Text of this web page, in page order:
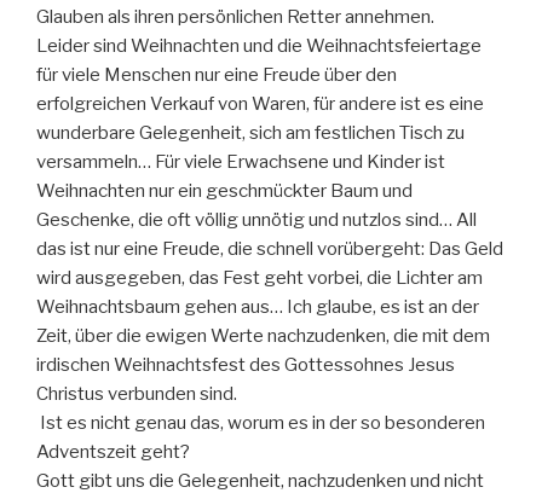
Glauben als ihren persönlichen Retter annehmen.
Leider sind Weihnachten und die Weihnachtsfeiertage
für viele Menschen nur eine Freude über den
erfolgreichen Verkauf von Waren, für andere ist es eine
wunderbare Gelegenheit, sich am festlichen Tisch zu
versammeln… Für viele Erwachsene und Kinder ist
Weihnachten nur ein geschmückter Baum und
Geschenke, die oft völlig unnötig und nutzlos sind… All
das ist nur eine Freude, die schnell vorübergeht: Das Geld
wird ausgegeben, das Fest geht vorbei, die Lichter am
Weihnachtsbaum gehen aus… Ich glaube, es ist an der
Zeit, über die ewigen Werte nachzudenken, die mit dem
irdischen Weihnachtsfest des Gottessohnes Jesus
Christus verbunden sind.
Ist es nicht genau das, worum es in der so besonderen
Adventszeit geht?
Gott gibt uns die Gelegenheit, nachzudenken und nicht